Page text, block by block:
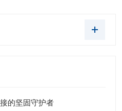
的坚固守护者